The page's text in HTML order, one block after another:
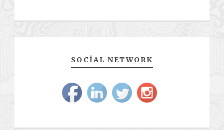
SOCIAL NETWORK